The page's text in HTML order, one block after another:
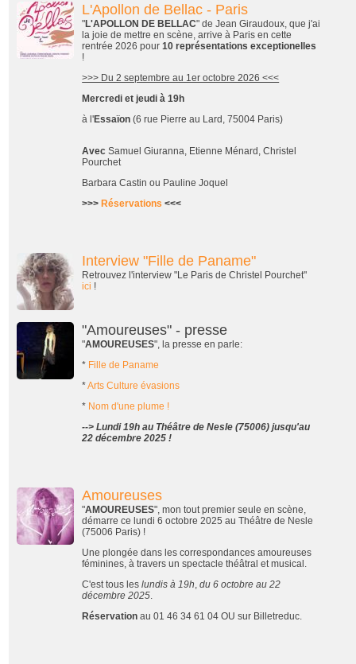
L'Apollon de Bellac - Paris
"L'APOLLON DE BELLAC" de Jean Giraudoux, que j'ai
la joie de mettre en scène, arrive à Paris en cette
rentrée 2026 pour10 représentations exceptionelles
!
>>> Du 2 septembre au 1er octobre 2026 <<<
Mercredi et jeudi à 19h
à l'Essaïon (6 rue Pierre au Lard, 75004 Paris)
Avec Samuel Giuranna, Etienne Ménard, Christel
Pourchet
Barbara Castin ou Pauline Joquel
>>>Réservations <<<
Interview "Fille de Paname"
Retrouvez l'interview "Le Paris de Christel Pourchet"
ici !
"Amoureuses" - presse
"AMOUREUSES", la presse en parle:
* Fille de Paname
*Arts Culture évasions
* Nom d'une plume !
--> Lundi 19h au Théâtre de Nesle (75006) jusqu'au
22 décembre 2025 !
Amoureuses
"AMOUREUSES", mon tout premier seule en scène,
démarre ce lundi 6 octobre 2025 au Théâtre de Nesle
(75006 Paris) !
Une plongée dans les correspondances amoureuses
féminines, à travers un spectacle théâtral et musical.
C'est tous leslundis à 19h ,du 6 octobre au 22
décembre 2025
Réservation au 01 46 34 61 04 OU sur Billetreduc.